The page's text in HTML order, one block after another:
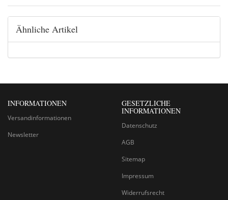
Ähnliche Artikel
INFORMATIONEN
Versandinformationen
Newsletter
GESETZLICHE
INFORMATIONEN
Datenschutz
AGB
Sitemap
Impressum
Widerrufsrecht